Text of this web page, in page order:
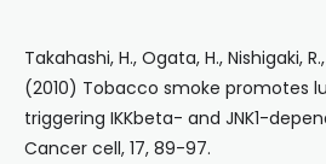
Takahashi, H., Ogata, H., Nishigaki,
(2010) Tobacco smoke promotes
triggering IKKbeta- and JNK1-
Cancer cell, 17, 89-97.